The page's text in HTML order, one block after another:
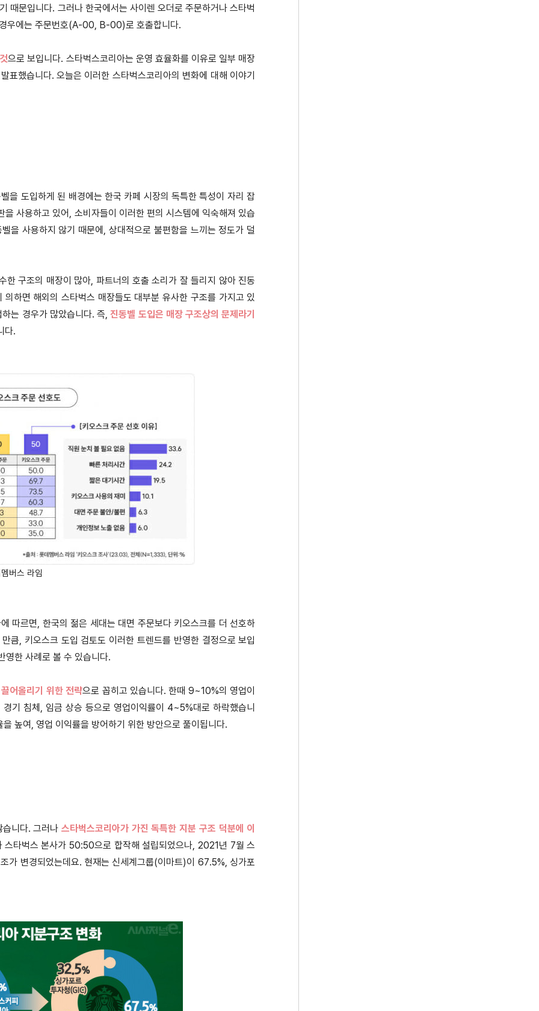
때문입니다. 그러나 한국에서는 사이렌 오더로 주문하거나 스타벅
우에는 주문번호(A-00, B-00)로 호출합니다.
으로 보입니다. 스타벅스코리아는 운영 효율화를 이유로 일부 매장
했습니다. 오늘은 이러한 스타벅스코리아의 변화에 대해 이야기
을 도입하게 된 배경에는 한국 카페 시장의 독특한 특성이 자리 잡
사용하고 있어, 소비자들이 이러한 편의 시스템에 익숙해져 있습
을 사용하지 않기 때문에, 상대적으로 불편함을 느끼는 정도가 덜
구조의 매장이 많아, 파트너의 호출 소리가 잘 들리지 않아 진동
하면 해외의 스타벅스 매장들도 대부분 유사한 구조를 가지고 있
하는 경우가 많았습니다. 즉,진동벨 도입은 매장 구조상의 문제라기
다.
버스 라임
따르면, 한국의 젊은 세대는 대면 주문보다 키오스크를 더 선호하
큼, 키오스크 도입 검토도 이러한 트렌드를 반영한 결정으로 보입
영한 사례로 볼 수 있습니다.
어올리기 위한 전략으로 꼽히고 있습니다. 한때 9~10%의 영업이
기 침체, 임금 상승 등으로 영업이익률이 4~5%대로 하락했습니
높여, 영업 이익률을 방어하기 위한 방안으로 풀이됩니다.
니다. 그러나 스타벅스코리아가 가진 독특한 지분 구조 덕분에 이
스타벅스 본사가 50:50으로 합작해 설립되었으나, 2021년 7월 스
가 변경되었는데요. 현재는 신세계그룹(이마트)이 67.5%, 싱가포